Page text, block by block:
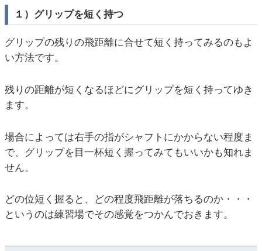
１）グリップを短く持つ
グリップの残りの飛距離に合せて短く持ってみるのもよ
い方法です。
残りの距離が短くなるほどにグリップを短く持ってゆき
ます。
場合によっては右手の指がシャフトにかからない程度ま
で、グリップを目一杯短く握ってみてもいいかも知れま
せん。
どの位短く握ると、どの程度飛距離が落ちるのか・・・
というのは練習場でその感覚をつかんでおきます。